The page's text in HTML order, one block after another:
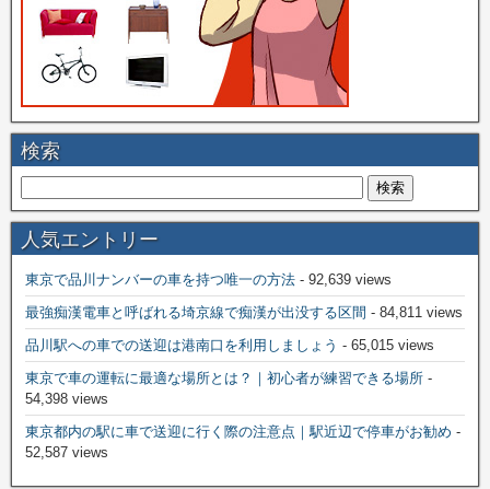
検索
人気エントリー
東京で品川ナンバーの車を持つ唯一の方法 - 92,639 views
最強痴漢電車と呼ばれる埼京線で痴漢が出没する区間 - 84,811 views
品川駅への車での送迎は港南口を利用しましょう - 65,015 views
東京で車の運転に最適な場所とは？｜初心者が練習できる場所 -
54,398 views
東京都内の駅に車で送迎に行く際の注意点｜駅近辺で停車がお勧め -
52,587 views